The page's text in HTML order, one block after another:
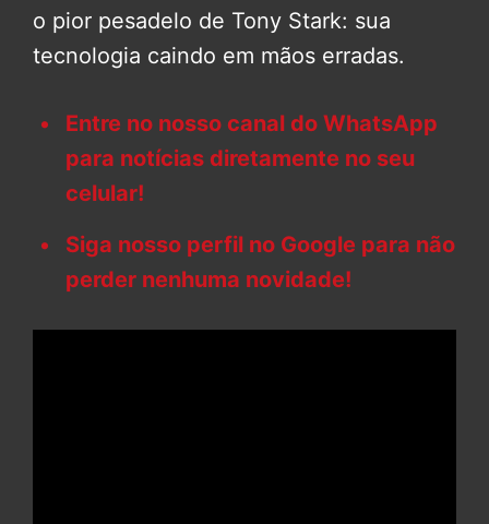
o pior pesadelo de Tony Stark: sua
tecnologia caindo em mãos erradas.
Entre no nosso canal do WhatsApp
para notícias diretamente no seu
celular!
Siga nosso perfil no Google para não
perder nenhuma novidade!